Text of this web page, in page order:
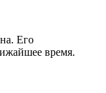
Его
время.